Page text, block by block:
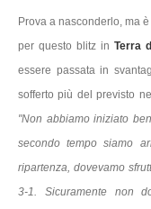
Prova a nasconderlo, ma
per questo blitz in Terra
essere passata in
sofferto più del previsto
"Non abbiamo iniziato
secondo tempo siamo
ripartenza, dovevamo
3-1. Sicuramente non